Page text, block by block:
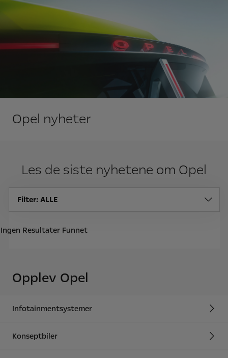
Opel nyheter
Les de siste nyhetene om Opel
Filter: ALLE
Ingen Resultater Funnet
Opplev Opel
Infotainmentsystemer
Konseptbiler